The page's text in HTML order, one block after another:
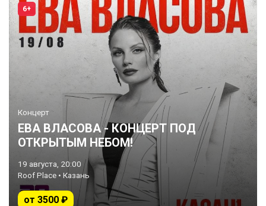
6+
Концерт
ЕВА ВЛАСОВА - КОНЦЕРТ ПОД
ОТКРЫТЫМ НЕБОМ!
19 августа, 20:00
Roof Place • Казань
от 3500 ₽